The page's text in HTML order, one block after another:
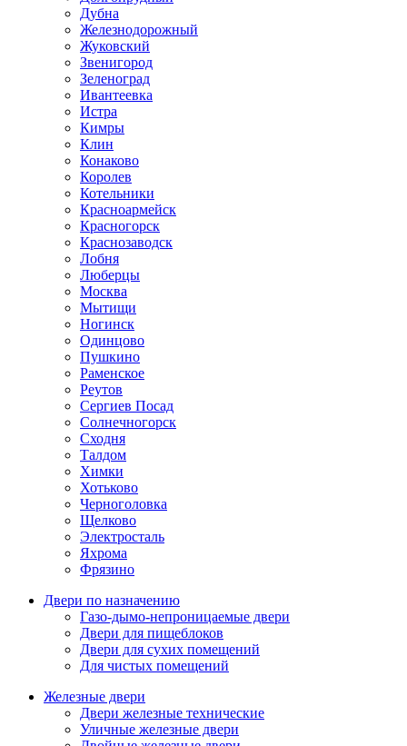
Дубна
Железнодорожный
Жуковский
Звенигород
Зеленоград
Ивантеевка
Истра
Кимры
Клин
Конаково
Королев
Котельники
Красноармейск
Красногорск
Краснозаводск
Лобня
Люберцы
Москва
Мытищи
Ногинск
Одинцово
Пушкино
Раменское
Реутов
Сергиев Посад
Солнечногорск
Сходня
Талдом
Химки
Хотьково
Черноголовка
Щелково
Электросталь
Яхрома
Фрязино
Двери по назначению
Газо-дымо-непроницаемые двери
Двери для пищеблоков
Двери для сухих помещений
Для чистых помещений
Железные двери
Двери железные технические
Уличные железные двери